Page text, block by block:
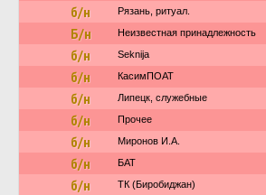
б/н Рязань, ритуал.
Б/н Неизвестная принадлежность
б/н Seknija
б/н КасимПОАТ
б/н Липецк, служебные
б/н Прочее
б/н Миронов И.А.
б/н БАТ
б/н ТК (Биробиджан)